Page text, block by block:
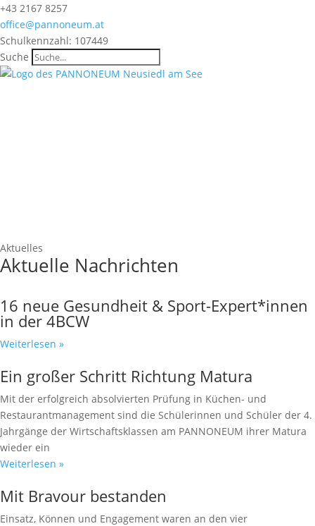
+43 2167 8257
office@pannoneum.at
Schulkennzahl: 107449
Suche
Aktuelles
Aktuelle Nachrichten
16 neue Gesundheit & Sport-Expert*innen
in der 4BCW
Weiterlesen »
Ein großer Schritt Richtung Matura
Mit der erfolgreich absolvierten Prüfung in Küchen- und
Restaurantmanagement sind die Schülerinnen und Schüler der 4.
Jahrgänge der Wirtschaftsklassen am PANNONEUM ihrer Matura
wieder ein
Weiterlesen »
Mit Bravour bestanden
Einsatz, Können und Engagement waren an den vier